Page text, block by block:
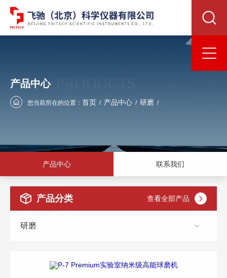
产品中心 PRODUCTS
您当前所在的位置： 首页 / 产品中心 / 研磨 /
产品中心 联系我们
产品分类 查看全部产品
研磨